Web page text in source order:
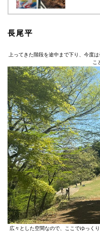
長尾平
上ってきた階段を途中まで下り、今度
こ
広々とした空間なので、ここでゆっく